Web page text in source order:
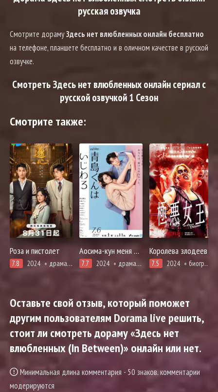
русская озвучка
Смотрите дорамуЗдесь нет влюбленных онлайн бесплатно
на телефоне, планшете бесплатно и в оличном качестве в русской
озвучке.
Смотреть Здесь нет влюбленных онлайн сериал с
русской озвучкой 1 Сезон
Смотрите также:
Роза и пистолет
7.8 2024 драма, история, романтика
Аосима-кун меня раздражает
7.7 2024 драма, комедия, романтика
Королева злодеев
7.5 2024 биография, драма, спорт
Оставьте свой отзыв, который поможет
другим пользователям Dorama live решить,
стоит ли смотреть дораму «Здесь нет
влюбленных (In Between)» онлайн или нет.
Минимальная длина комментария - 50 знаков. комментарии
модерируются